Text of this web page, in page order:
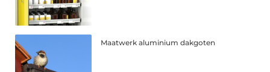
Maatwerk aluminium dakgoten